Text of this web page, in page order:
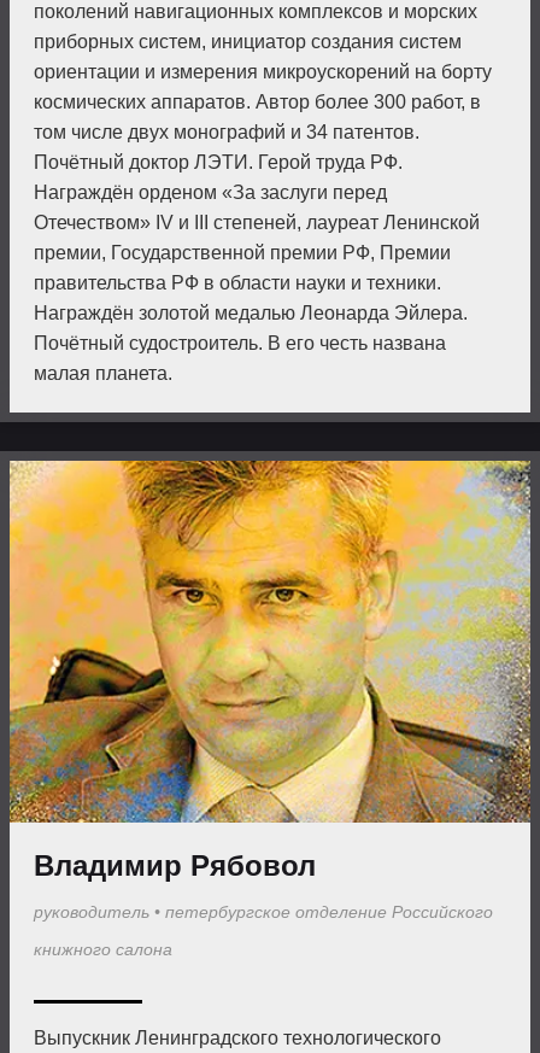
поколений навигационных комплексов и морских
приборных систем, инициатор создания систем
ориентации и измерения микроускорений на борту
космических аппаратов. Автор более 300 работ, в
том числе двух монографий и 34 патентов.
Почётный доктор ЛЭТИ. Герой труда РФ.
Награждён орденом «За заслуги перед
Отечеством» IV и III степеней, лауреат Ленинской
премии, Государ­ственной премии РФ, Премии
правительства РФ в области науки и техники.
Награждён золотой медалью Леонарда Эйлера.
Почётный судостроитель. В его честь названа
малая планета.
Владимир Рябовол
руководитель • петербургское отделение Российского
книжного салона
Выпускник Ленинградского технологического